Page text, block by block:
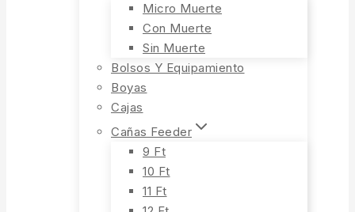
Micro Muerte
Con Muerte
Sin Muerte
Bolsos Y Equipamiento
Boyas
Cajas
Cañas Feeder
9 Ft
10 Ft
11 Ft